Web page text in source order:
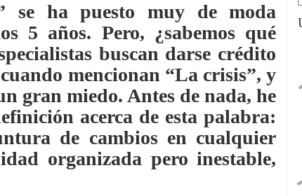
Agilidad: ¿Por qué el Préstamo Promotor privado
12 de diciembre de 2025
aprovechar esta opción para gestionar tus
de 2025
también es una decisión financiera: cómo anticiparte
de 2025
punto de venta?
3 de octubre de 2025
se ha puesto muy de moda
5 años. Pero, ¿sabemos qué
buscan darse crédito
mencionan “La crisis”, y
gran miedo. Antes de nada, he
acerca de esta palabra:
de cambios en cualquier
organizada pero inestable,